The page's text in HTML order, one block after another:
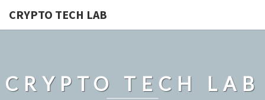
CRYPTO TECH LAB
CRYPTO TECH LAB